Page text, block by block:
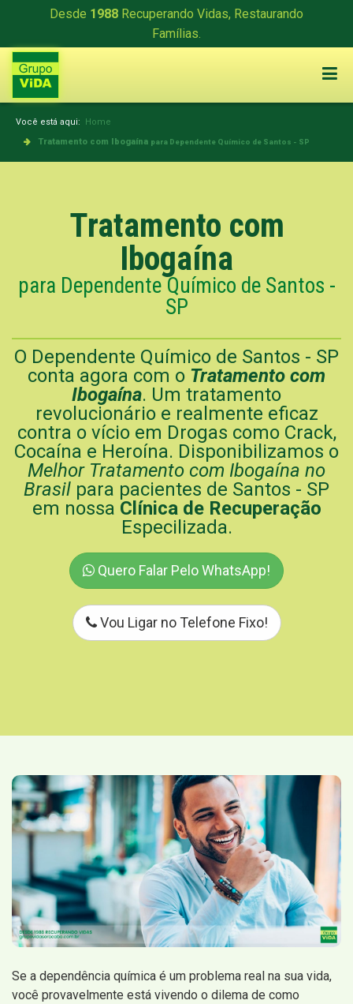
Desde 1988 Recuperando Vidas, Restaurando
Famílias.
Você está aqui: Home
Tratamento com Ibogaína para Dependente Químico de Santos - SP
Tratamento com
Ibogaína
para Dependente Químico de Santos -
SP
O Dependente Químico de Santos - SP
conta agora com o Tratamento com
Ibogaína. Um tratamento
revolucionário e realmente eficaz
contra o vício em Drogas como Crack,
Cocaína e Heroína. Disponibilizamos o
Melhor Tratamento com Ibogaína no
Brasil para pacientes de Santos - SP
em nossa Clínica de Recuperação
Especilizada.
Quero Falar Pelo WhatsApp!
Vou Ligar no Telefone Fixo!
Se a dependência química é um problema real na sua vida,
você provavelmente está vivendo o dilema de como